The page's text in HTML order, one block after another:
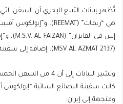
تُظهر بيانات التتبع البحري أن السفن
(MSV AL AZMAT 2137)، إضافة إلى سفينة تحمل اسم “17850”.
وتشير البيانات إلى أن
كانت سفينة البضائع السائبة “إيولكوس
ومتجهة إلى إيران.